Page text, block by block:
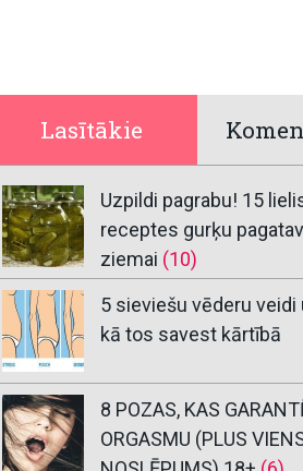
Lasītākie
Uzpildi pagrabu! 15
receptes gurķu
ziemai (10)
5 sieviešu vēderu veidi
kā tos savest kārtībā
8 POZAS, KAS
ORGASMU (PLUS